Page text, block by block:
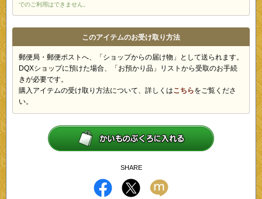
でのご利用はできません。
このアイテムのお受け取り方法
郵便局・郵便ポストへ、「ショップからの届け物」として送られます。
DQXショップに預けた場合、「お預かり品」リストから受取のお手続
きが必要です。
購入アイテムの受け取り方法について、詳しくはこちらをご覧くださ
い。
SHARE